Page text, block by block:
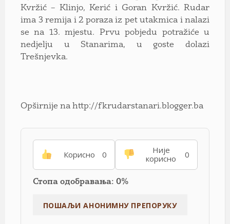
Kvržić – Klinjo, Kerić i Goran Kvržić. Rudar
ima 3 remija i 2 poraza iz pet utakmica i nalazi
se na 13. mjestu. Prvu pobjedu potražiće u
nedjelju u Stanarima, u goste dolazi
Trešnjevka.
Opširnije na http://fkrudarstanari.blogger.ba
Корисно 0
Није
корисно
0
Стопа одобравања: 0%